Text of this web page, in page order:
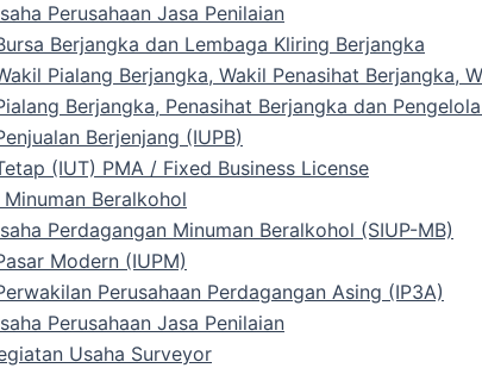
Perusahaan Jasa Penilaian
Berjangka dan Lembaga Kliring Berjangka
Pialang Berjangka, Wakil Penasihat Berjangka,
Berjangka, Penasihat Berjangka dan
Berjenjang (IUPB)
(IUT) PMA / Fixed Business License
Beralkohol
Perdagangan Minuman Beralkohol (SIUP-MB)
Modern (IUPM)
Perusahaan Perdagangan Asing (IP3A)
Perusahaan Jasa Penilaian
Usaha Surveyor